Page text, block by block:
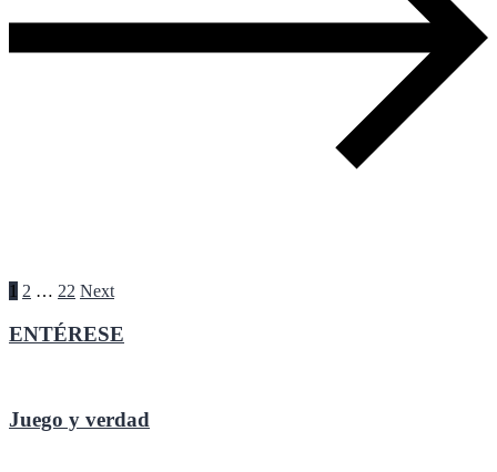
Paginación
de
1 2 … 22 Next
ENTÉRESE
Juego y verdad